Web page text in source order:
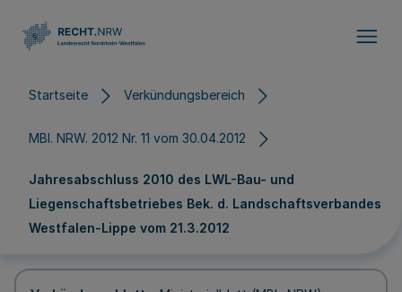
Startseite Verkündungsbereich
MBl. NRW. 2012 Nr. 11 vom 30.04.2012
Jahresabschluss 2010 des LWL-Bau- und
Liegenschaftsbetriebes Bek. d. Landschaftsverbandes
Westfalen-Lippe vom 21.3.2012